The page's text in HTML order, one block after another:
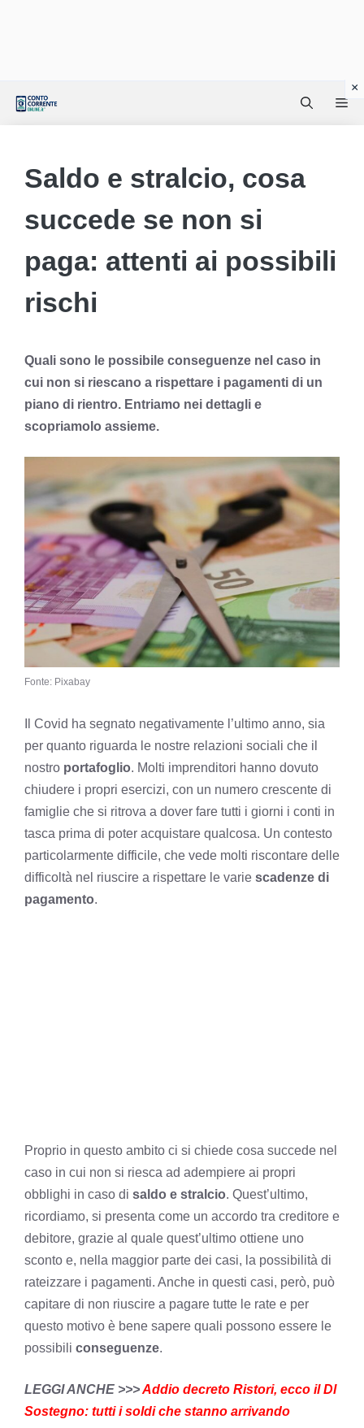
Saldo e stralcio, cosa
succede se non si
paga: attenti ai possibili
rischi
Quali sono le possibile conseguenze nel caso in
cui non si riescano a rispettare i pagamenti di un
piano di rientro. Entriamo nei dettagli e
scopriamolo assieme.
Fonte: Pixabay
Il Covid ha segnato negativamente l’ultimo anno, sia
per quanto riguarda le nostre relazioni sociali che il
nostro portafoglio. Molti imprenditori hanno dovuto
chiudere i propri esercizi, con un numero crescente di
famiglie che si ritrova a dover fare tutti i giorni i conti in
tasca prima di poter acquistare qualcosa. Un contesto
particolarmente difficile, che vede molti riscontare delle
difficoltà nel riuscire a rispettare le varie scadenze di
pagamento.
Proprio in questo ambito ci si chiede cosa succede nel
caso in cui non si riesca ad adempiere ai propri
obblighi in caso di saldo e stralcio. Quest’ultimo,
ricordiamo, si presenta come un accordo tra creditore e
debitore, grazie al quale quest’ultimo ottiene uno
sconto e, nella maggior parte dei casi, la possibilità di
rateizzare i pagamenti. Anche in questi casi, però, può
capitare di non riuscire a pagare tutte le rate e per
questo motivo è bene sapere quali possono essere le
possibili conseguenze.
LEGGI ANCHE >>>Addio decreto Ristori, ecco il Dl
Sostegno: tutti i soldi che stanno arrivando